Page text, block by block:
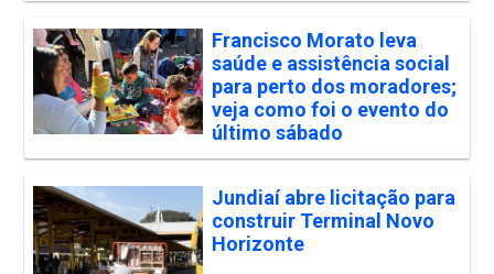
Francisco Morato leva
saúde e assistência social
para perto dos moradores;
veja como foi o evento do
último sábado
Jundiaí abre licitação para
construir Terminal Novo
Horizonte